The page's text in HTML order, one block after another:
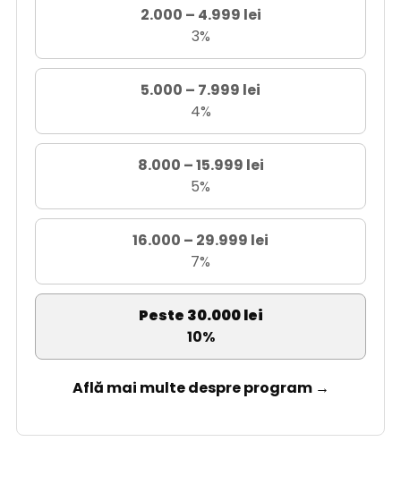
2.000 – 4.999 lei
3%
5.000 – 7.999 lei
4%
8.000 – 15.999 lei
5%
16.000 – 29.999 lei
7%
Peste 30.000 lei
10%
Află mai multe despre program →